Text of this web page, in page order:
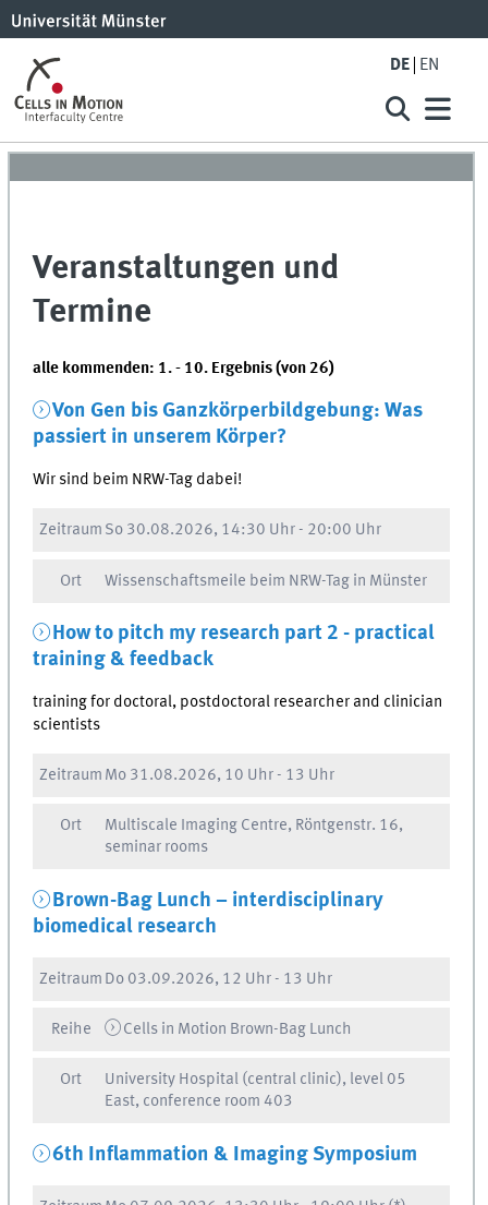
DE EN
Veranstaltungen und
Termine
alle kommenden: 1. - 10. Ergebnis (von 26)
Von Gen bis Ganzkörperbildgebung: Was
passiert in unserem Körper?
Wir sind beim NRW-Tag dabei!
Zeitraum So30.08.2026, 14:30 Uhr- 20:00 Uhr
Ort Wissenschaftsmeile beim NRW-Tag in Münster
How to pitch my research part 2 - practical
training & feedback
training for doctoral, postdoctoral researcher and clinician
scientists
Zeitraum Mo31.08.2026, 10 Uhr- 13 Uhr
Ort
Multiscale Imaging Centre, Röntgenstr. 16,
seminar rooms
Brown-Bag Lunch – interdisciplinary
biomedical research
Zeitraum Do03.09.2026, 12 Uhr- 13 Uhr
Reihe Cells in Motion Brown-Bag Lunch
Ort
University Hospital (central clinic), level 05
East, conference room 403
6th Inflammation & Imaging Symposium